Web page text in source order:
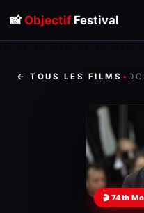
📸 ObjectifFestival
← TOUS LES FILMS •
🎬 74th